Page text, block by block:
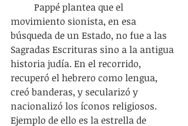
movimiento sionista, en esa
búsqueda de un Estado, no fue a las
Sagradas Escrituras sino a la antigua
historia judía. En el recorrido,
recuperó el hebrero como lengua,
creó banderas, y secularizó y
nacionalizó los íconos religiosos.
Ejemplo de ello es la estrella de